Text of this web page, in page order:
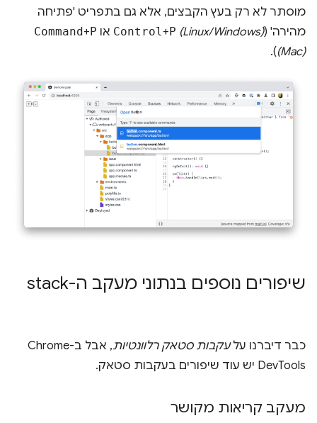
מוסתר לא רק בעץ הקבצים, אלא גם בתפריט 'פתיחה
מהירה' (‎
Control +‎P (Linux/Windows) או ‎ Command+‎P
(Mac)
).
שיפורים נוספים בנתוני מעקב ה-stack
כבר דיברנו עלעקבות סטאק רלוונטיות
, אבל ב-Chrome
DevTools יש עוד שיפורים בעקבות סטאק.
מעקב קריאות מקושר